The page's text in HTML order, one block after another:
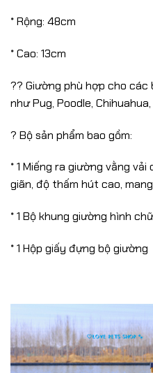
* Rộng: 48cm
* Cao: 13cm
?? Giường phù hợp cho
như Pug, Poodle,
?️ Bộ sản phẩm bao gồm:
* 1 Miếng ra giường vằng
giãn, độ thấm hút cao,
* 1 Bộ khung giường hình
* 1 Hộp giấy đựng bộ giường